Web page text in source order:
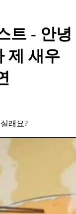
트 - 안녕
제 새우
래요?